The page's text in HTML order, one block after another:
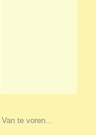
Van te voren…